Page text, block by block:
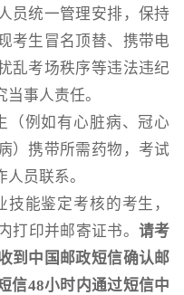
员统一管理安排，保持
考生冒名顶替、携带电
乱考场秩序等违法违纪
事人责任。
（例如有心脏病、冠心
）携带所需药物，考试
员联系。
能鉴定考核的考生，
打印并邮寄证书。 请考
到中国邮政短信确认邮
信48小时内通过短信中